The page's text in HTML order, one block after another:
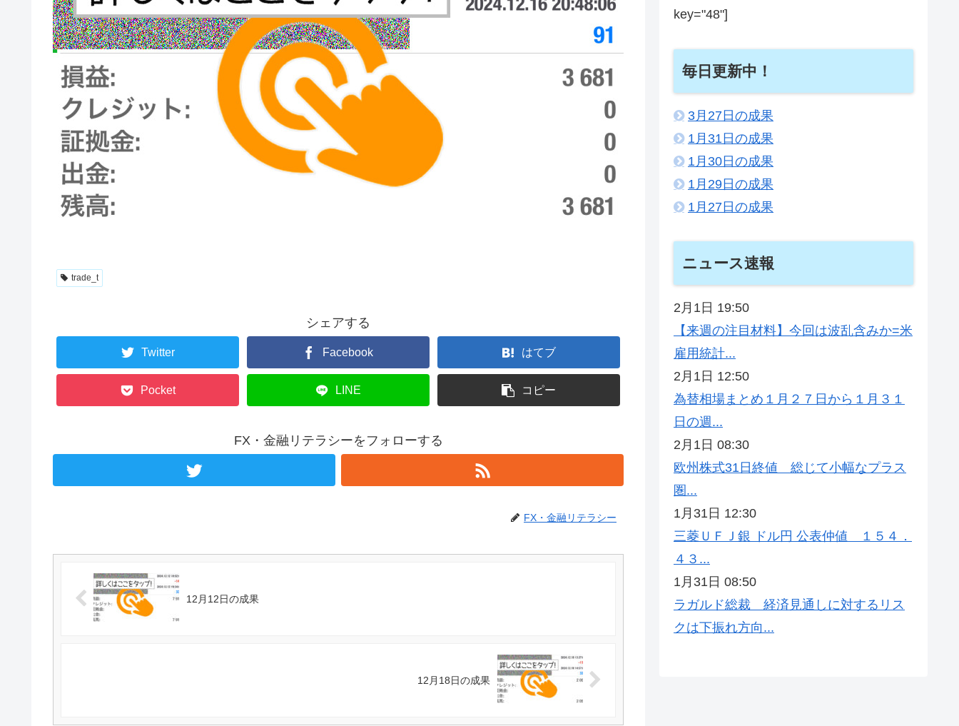
trade_t
シェアする
Twitter Facebook はてブ
Pocket LINE コピー
FX・金融リテラシーをフォローする
FX・金融リテラシー
12月12日の成果
12月18日の成果
key="48"]
毎日更新中！
3月27日の成果
1月31日の成果
1月30日の成果
1月29日の成果
1月27日の成果
ニュース速報
2月1日 19:50
【来週の注目材料】今回は波乱含みか=米
雇用統計...
2月1日 12:50
為替相場まとめ１月２７日から１月３１
日の週...
2月1日 08:30
欧州株式31日終値 総じて小幅なプラス
圏...
1月31日 12:30
三菱ＵＦＪ銀 ドル円 公表仲値 １５４．
４３...
1月31日 08:50
ラガルド総裁 経済見通しに対するリス
クは下振れ方向...